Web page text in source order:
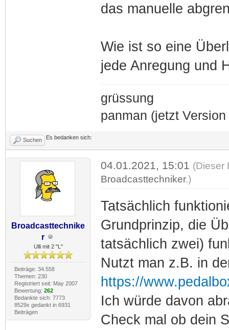
das manuelle
Wie ist so eine
jede Anregung und
grüssung
panman (jetzt Version
Suchen Es bedanken sich:
Broadcasttechnike
r
Ulli mit 2 "L"
Beiträge: 34.558
Themen: 230
Registriert seit: May 2007
Bewertung: 262
Bedankte sich: 7773
8529x gedankt in 6931
Beiträgen
04.01.2021, 15:01 (Dieser
Broadcasttechniker.)
Tatsächlich
Grundprinzip, die
tatsächlich zwei)
Nutzt man z.B. in
https://
Ich würde davon
Check mal ob dein